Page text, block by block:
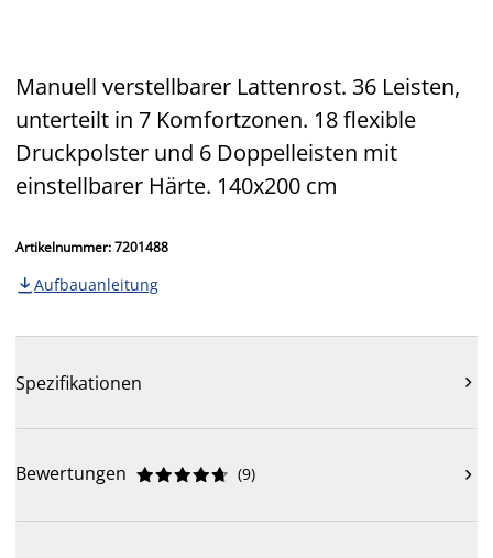
Manuell verstellbarer Lattenrost. 36 Leisten,
unterteilt in 7 Komfortzonen. 18 flexible
Druckpolster und 6 Doppelleisten mit
einstellbarer Härte. 140x200 cm
Artikelnummer: 7201488
 Aufbauanleitung
Spezifikationen 
Bewertungen 




 (9) 